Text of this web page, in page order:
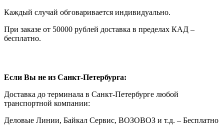
Каждый случай обговаривается индивидуально.
При заказе от 50000 рублей доставка в пределах КАД –
бесплатно.
Если Вы не из Санкт-Петербурга:
Доставка до терминала в Санкт-Петербурге любой
транспортной компании:
Деловые Линии, Байкал Сервис, ВОЗОВОЗ и т.д. – Бесплатно